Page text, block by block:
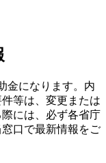
金になります。内
等は、変更または
には、必ず各省庁
口で最新情報をご